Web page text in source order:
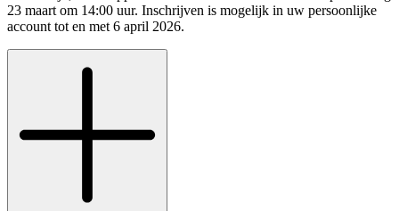
23 maart om 14:00 uur. Inschrijven is mogelijk in uw persoonlijke
account tot en met 6 april 2026.